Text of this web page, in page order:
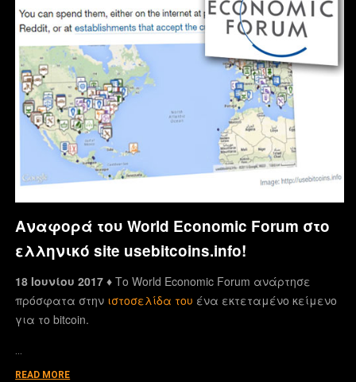
Αναφορά του World Economic Forum στο
ελληνικό site usebitcoins.info!
18 Ιουνίου 2017 ♦Το World Economic Forum ανάρτησε
πρόσφατα στην ιστοσελίδα του ένα εκτεταμένο κείμενο
για το bitcoin.
READ MORE